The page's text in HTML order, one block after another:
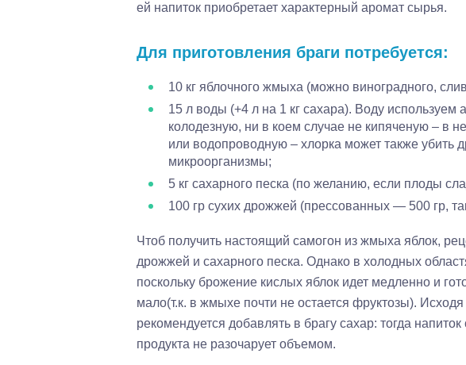
ей напиток приобретает характерный аромат сырья.
Для приготовления браги потребуется:
10 кг яблочного жмыха (можно виноградного,
15 л воды (+4 л на 1 кг сахара). Воду используем
колодезную, ни в коем случае не кипяченую – в
или водопроводную – хлорка может также убить
микроорганизмы;
5 кг сахарного песка (по желанию, если плоды
100 гр сухих дрожжей (прессованных — 500 гр,
Чтоб получить настоящий самогон из жмыха яблок,
дрожжей и сахарного песка. Однако в холодных
поскольку брожение кислых яблок идет медленно и
мало(т.к. в жмыхе почти не остается фруктозы).
рекомендуется добавлять в брагу сахар: тогда
продукта не разочарует объемом.